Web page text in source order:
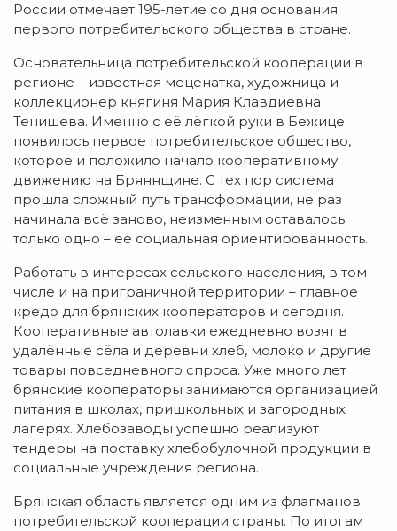
России отмечает 195-летие со дня основания
первого потребительского общества в стране.
Основательница потребительской кооперации в
регионе – известная меценатка, художница и
коллекционер княгиня Мария Клавдиевна
Тенишева. Именно с её лёгкой руки в Бежице
появилось первое потребительское общество,
которое и положило начало кооперативному
движению на Бряннщине. С тех пор система
прошла сложный путь трансформации, не раз
начинала всё заново, неизменным оставалось
только одно – её социальная ориентированность.
Работать в интересах сельского населения, в том
числе и на приграничной территории – главное
кредо для брянских кооператоров и сегодня.
Кооперативные автолавки ежедневно возят в
удалённые сёла и деревни хлеб, молоко и другие
товары повседневного спроса. Уже много лет
брянские кооператоры занимаются организацией
питания в школах, пришкольных и загородных
лагерях. Хлебозаводы успешно реализуют
тендеры на поставку хлебобулочной продукции в
социальные учреждения региона.
Брянская область является одним из флагманов
потребительской кооперации страны. По итогам